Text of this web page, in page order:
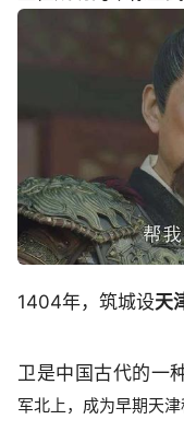
1404年，筑城设天
卫是中国古代的一
军北上，成为早期天津